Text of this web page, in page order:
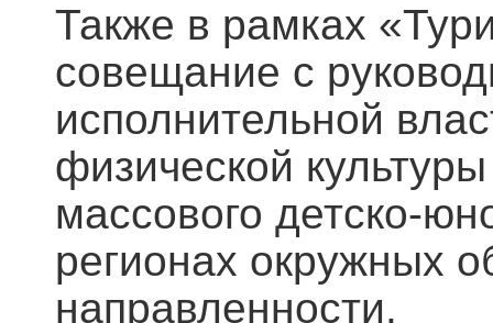
Также в рамках
совещание с
исполнительной
физической
массового детско-
регионах окружных
направленности.